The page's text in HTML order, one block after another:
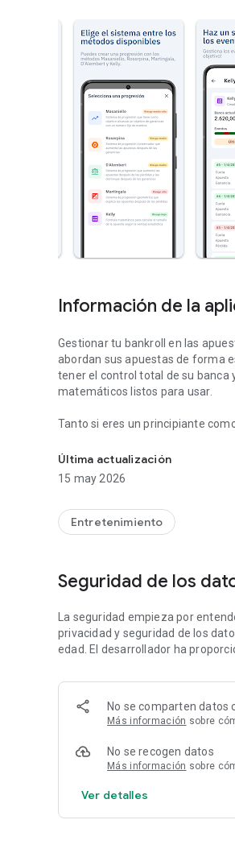
Información de la
Gestionar tu bankroll en las
abordan sus apuestas de forma
tener el control total de su banca
matemáticos listos para usar.
Tanto si eres un principiante
Progresiones integradas: utiliza
Roserpina.
Última actualización
15 may 2026
Entretenimiento
Seguridad de los
La seguridad empieza por
privacidad y seguridad de los
edad. El desarrollador ha
No se comparten datos
Más información sobre
No se recogen datos
Más información sobre
Ver detalles